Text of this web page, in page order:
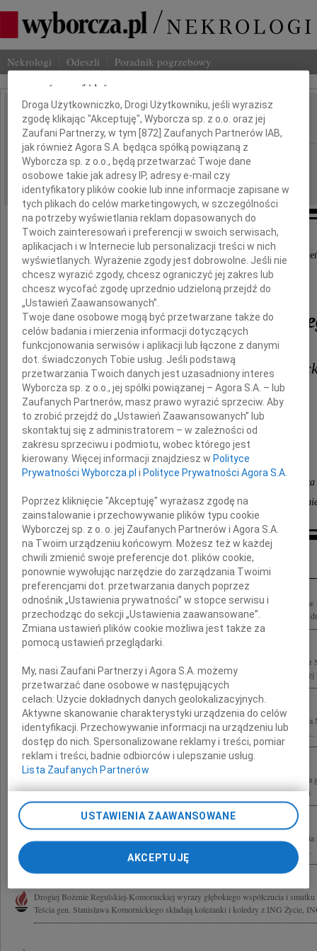
Nekrologi Odeszli Poradnik pogrzebowy
IMIĘ I NAZWISKO: Stanisław Komornicki
REGION: Lublin, cała Polska
DATA EMISJI: 15.04.2010
Z głębokim żalem i smutkiem żegnamy
tragicznie zmarłego w katastrofie lotniczej w
generała
Stanisława
prof. dr hab. Tomaszowi
i Jego rodzinie
składamy wyrazy głębokiego współczucia
Rektor, Senat oraz cała społeczność akademicka
Uniwersytetu Marii Curie Skłodowskiej w
Inne kondolencje
Tomkowi, Bożenie, Oli i Mariance wyrazy najgłębszego smutku i rodzinnej więzi w
tragicznej śmierci pod Smoleńskiem Waszego ukochanego Taty i Dziadzia, a mego
10 kwietnia w katastrofie lotniczej pod Smoleńskiem zginęli gen. Franciszek Gągor
Wojska Polskiego gen. Tadeusz Buk Dowódca Wojsk Lądowych wiceadm.
Żegnamy zmarłego tragicznie w katastrofie pod Smoleńskiem gen. bryg.
Powstania Warszawskiego, Kanclerza Orderu Wojennego Virtutti Militari. Był On...
19 kwietnia 2010 roku w katastrofie lotniczej pod Smoleńskiem zginął nasz
autor książek historycznych żegnamy Go z żalem Stowarzyszenie Pisarzy Polskich
Panu prof. Tomaszowi Komornickiemu wyrazy szczerego i głębokiego
Ojca Gen. bryg. Stanisława Komornickiego składają współpracownicy z Zakładu...
Drogiej Bożenie Regulskiej-Komornickiej wyrazy głębokiego współczucia i
Teścia gen. Stanisława Komornickiego składają koleżanki i koledzy z ING Życie,
Droga Użytkowniczko, Drogi Użytkowniku, jeśli wyrazisz
zgodę klikając "Akceptuję", Wyborcza sp. z o.o. oraz jej
Zaufani Partnerzy, w tym [872] Zaufanych Partnerów IAB,
jak również Agora S.A. będąca spółką powiązaną z
Wyborcza sp. z o.o., będą przetwarzać Twoje dane
osobowe takie jak adresy IP, adresy e-mail czy
identyfikatory plików cookie lub inne informacje zapisane w
tych plikach do celów marketingowych, w szczególności
na potrzeby wyświetlania reklam dopasowanych do
Twoich zainteresowań i preferencji w swoich serwisach,
aplikacjach i w Internecie lub personalizacji treści w nich
wyświetlanych. Wyrażenie zgody jest dobrowolne. Jeśli nie
chcesz wyrazić zgody, chcesz ograniczyć jej zakres lub
chcesz wycofać zgodę uprzednio udzieloną przejdź do
„Ustawień Zaawansowanych”.
Twoje dane osobowe mogą być przetwarzane także do
celów badania i mierzenia informacji dotyczących
funkcjonowania serwisów i aplikacji lub łączone z danymi
dot. świadczonych Tobie usług. Jeśli podstawą
przetwarzania Twoich danych jest uzasadniony interes
Wyborcza sp. z o.o., jej spółki powiązanej – Agora S.A. – lub
Zaufanych Partnerów, masz prawo wyrazić sprzeciw. Aby
to zrobić przejdź do „Ustawień Zaawansowanych” lub
skontaktuj się z administratorem – w zależności od
zakresu sprzeciwu i podmiotu, wobec którego jest
kierowany. Więcej informacji znajdziesz wPolityce
Prywatności Wyborcza.pl iPolityce Prywatności Agora S.A.
Poprzez kliknięcie "Akceptuję" wyrażasz zgodę na
zainstalowanie i przechowywanie plików typu cookie
Wyborczej sp. z o. o. jej Zaufanych Partnerów i Agora S.A.
na Twoim urządzeniu końcowym. Możesz też w każdej
chwili zmienić swoje preferencje dot. plików cookie,
ponownie wywołując narzędzie do zarządzania Twoimi
preferencjami dot. przetwarzania danych poprzez
odnośnik „Ustawienia prywatności” w stopce serwisu i
przechodząc do sekcji „Ustawienia zaawansowane”.
Zmiana ustawień plików cookie możliwa jest także za
pomocą ustawień przeglądarki.
My, nasi Zaufani Partnerzy i Agora S.A. możemy
przetwarzać dane osobowe w następujących
celach:Użycie dokładnych danych geolokalizacyjnych.
Aktywne skanowanie charakterystyki urządzenia do celów
identyfikacji. Przechowywanie informacji na urządzeniu lub
dostęp do nich. Spersonalizowane reklamy i treści, pomiar
reklam i treści, badnie odbiorców i ulepszanie usług.
Lista Zaufanych Partnerów
USTAWIENIA ZAAWANSOWANE
AKCEPTUJĘ